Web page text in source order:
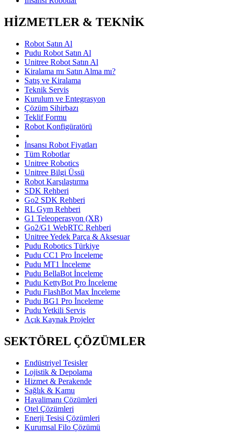
HİZMETLER & TEKNİK
Robot Satın Al
Pudu Robot Satın Al
Unitree Robot Satın Al
Kiralama mı Satın Alma mı?
Satış ve Kiralama
Teknik Servis
Kurulum ve Entegrasyon
Çözüm Sihirbazı
Teklif Formu
Robot Konfigüratörü
İnsansı Robot Fiyatları
Tüm Robotlar
Unitree Robotics
Unitree Bilgi Üssü
Robot Karşılaştırma
SDK Rehberi
Go2 SDK Rehberi
RL Gym Rehberi
G1 Teleoperasyon (XR)
Go2/G1 WebRTC Rehberi
Unitree Yedek Parça & Aksesuar
Pudu Robotics Türkiye
Pudu CC1 Pro İnceleme
Pudu MT1 İnceleme
Pudu BellaBot İnceleme
Pudu KettyBot Pro İnceleme
Pudu FlashBot Max İnceleme
Pudu BG1 Pro İnceleme
Pudu Yetkili Servis
Açık Kaynak Projeler
SEKTÖREL ÇÖZÜMLER
Endüstriyel Tesisler
Lojistik & Depolama
Hizmet & Perakende
Sağlık & Kamu
Havalimanı Çözümleri
Otel Çözümleri
Enerji Tesisi Çözümleri
Kurumsal Filo Çözümü